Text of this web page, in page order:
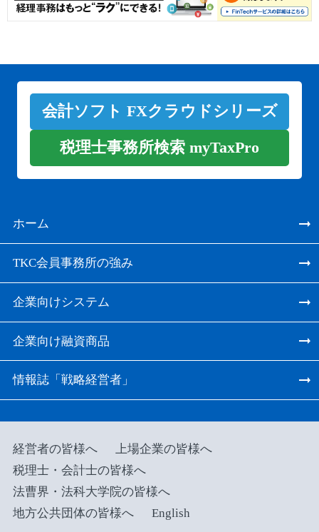
会計ソフト FXクラウドシリーズ
税理士事務所検索 myTaxPro
ホーム
TKC会員事務所の強み
企業向けシステム
企業向け融資商品
情報誌「戦略経営者」
経営者の皆様へ
上場企業の皆様へ
税理士・会計士の皆様へ
法曹界・法科大学院の皆様へ
地方公共団体の皆様へ
English